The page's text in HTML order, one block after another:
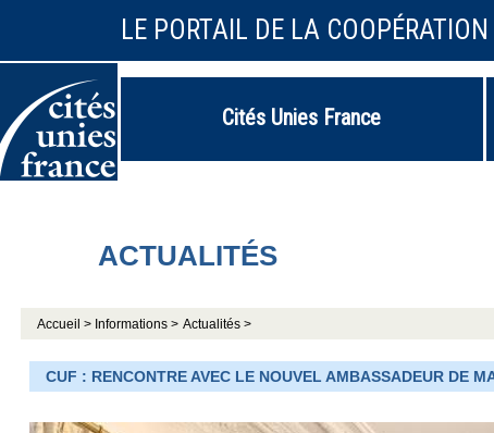
LE PORTAIL DE LA
Cités Unies France
ACTUALITÉS
Accueil > Informations > Actualités >
CUF : RENCONTRE AVEC LE NOUVEL AMBASSADEUR DE